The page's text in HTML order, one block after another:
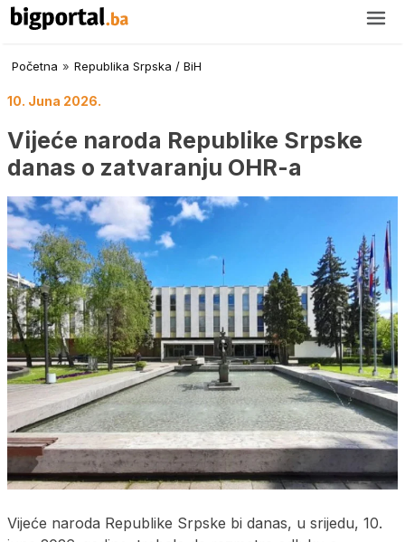
Početna » Republika Srpska / BiH
10. Juna 2026.
Vijeće naroda Republike Srpske
danas o zatvaranju OHR-a
Vijeće naroda Republike Srpske bi danas, u srijedu, 10.